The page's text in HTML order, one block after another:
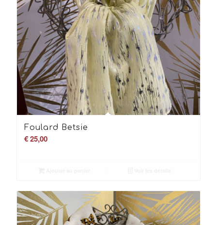
Foulard Betsie
€25,00